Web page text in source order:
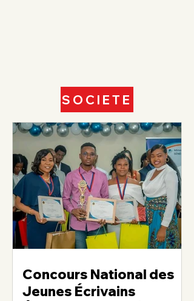
SOCIETE
Concours National des
Jeunes Écrivains